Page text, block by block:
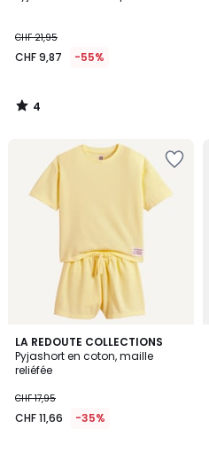
CHF 21,95
CHF 9,87 -55%
4
/
LA REDOUTE COLLECTIONS
Pyjashort en coton, maille
reliéfée
CHF 17,95
CHF 11,66 -35%
3,8
/ 5